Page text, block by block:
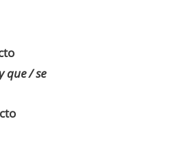
que / se